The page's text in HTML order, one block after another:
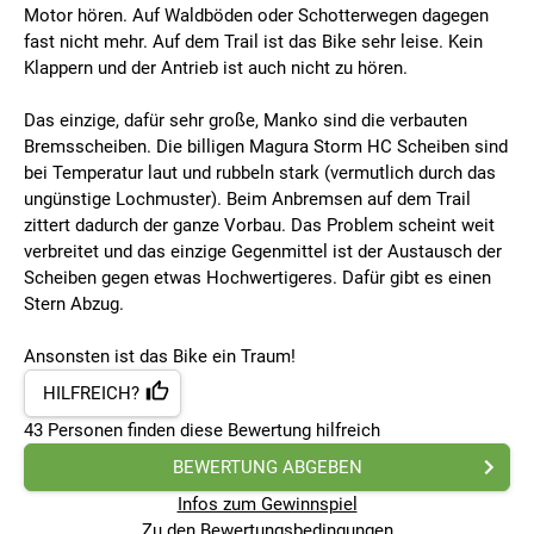
Motor hören. Auf Waldböden oder Schotterwegen dagegen
fast nicht mehr. Auf dem Trail ist das Bike sehr leise. Kein
Klappern und der Antrieb ist auch nicht zu hören.
Das einzige, dafür sehr große, Manko sind die verbauten
Bremsscheiben. Die billigen Magura Storm HC Scheiben sind
bei Temperatur laut und rubbeln stark (vermutlich durch das
ungünstige Lochmuster). Beim Anbremsen auf dem Trail
zittert dadurch der ganze Vorbau. Das Problem scheint weit
verbreitet und das einzige Gegenmittel ist der Austausch der
Scheiben gegen etwas Hochwertigeres. Dafür gibt es einen
Stern Abzug.
Ansonsten ist das Bike ein Traum!
HILFREICH?
43 Personen finden diese Bewertung hilfreich
BEWERTUNG ABGEBEN
Infos zum Gewinnspiel